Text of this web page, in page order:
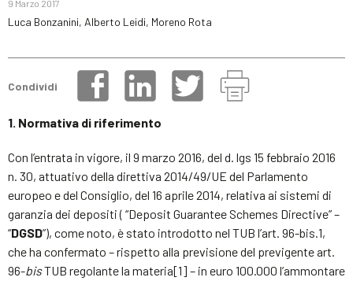
9 Marzo 2017
Luca Bonzanini, Alberto Leidi, Moreno Rota
Condividi
1. Normativa di riferimento
Con l’entrata in vigore, il 9 marzo 2016, del d. lgs 15 febbraio 2016
n. 30, attuativo della direttiva 2014/49/UE del Parlamento
europeo e del Consiglio, del 16 aprile 2014, relativa ai sistemi di
garanzia dei depositi ( “Deposit Guarantee Schemes Directive” –
“DGSD”), come noto, è stato introdotto nel TUB l’art. 96-bis.1,
che ha confermato – rispetto alla previsione del previgente art.
96-bisTUB regolante la materia[1] – in euro 100.000 l’ammontare